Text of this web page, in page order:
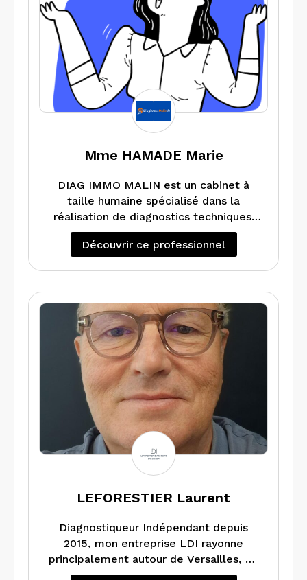
Mme HAMADE Marie
DIAG IMMO MALIN est un cabinet à
taille humaine spécialisé dans la
réalisation de diagnostics techniques.
Nous réalisons tous types de
diagnostics qu’ils soient avant vente,
Nous sommes attentifs aux enjeux
environnementaux et à l’écoute de nos
clients.
Découvrir ce professionnel
LEFORESTIER Laurent
Diagnostiqueur Indépendant depuis
2015, mon entreprise LDI rayonne
principalement autour de Versailles, de
Noisy le Roi à l’Ouest Parisien, de Saint